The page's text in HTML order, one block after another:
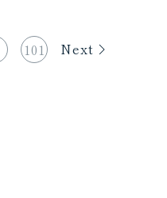
101 Next